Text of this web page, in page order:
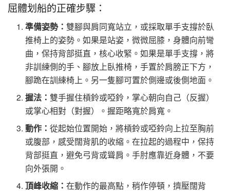
屈體划船的正確步驟：
準備姿勢：雙腳與肩同寬站立，或採取單手支撐於臥
推椅上的姿勢。如果是站姿，微微屈膝，身體向前彎
曲，保持背部挺直，核心收緊。如果是單手支撐，將
非訓練側的手、腳放上臥推椅，手置於肩膀正下方，
腳跪在訓練椅上。另一隻腳可置於側邊或後側地面。
握法：雙手握住槓鈴或啞鈴，掌心朝向自己（反握）
或掌心相對（對握）。握距略寬於肩寬。
動作：從起始位置開始，將槓鈴或啞鈴向上拉至胸前
或腹部，感受闊背肌的收縮。在拉起的過程中，保持
背部挺直，避免弓背或聳肩。手肘應靠近身體，不要
向外張開。
頂峰收縮：在動作的最高點，稍作停頓，擠壓闊背